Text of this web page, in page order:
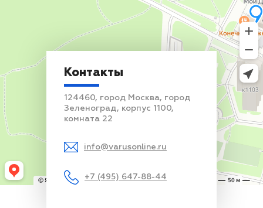
Контакты
124460, город Москва, город
Зеленоград, корпус 1100,
комната 22
info@varusonline.ru
+7 (495) 647-88-44